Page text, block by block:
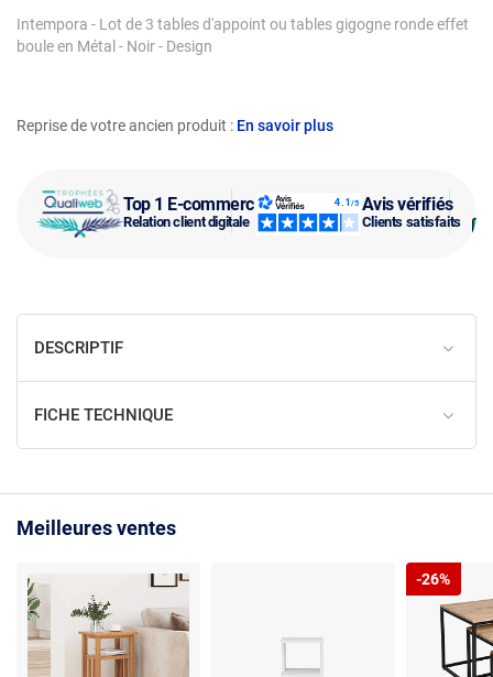
Top 1 E-commerce
Relation client digitale
Avis vérifiés
Clients satisfaits
Reprise de votre ancien produit : En savoir plus
Intempora - Lot de 3 tables d'appoint ou tables gigogne ronde effet
boule en Métal - Noir - Design
DESCRIPTIF
FICHE TECHNIQUE
Meilleures ventes
-26%